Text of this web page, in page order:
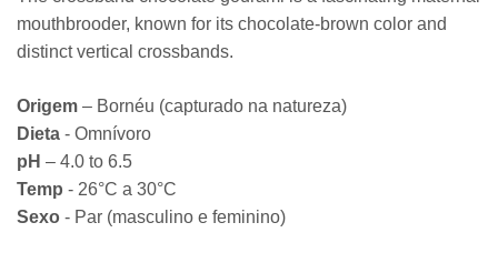
mouthbrooder, known for its chocolate-brown color and
distinct vertical crossbands.
Origem – Bornéu (capturado na natureza)
Dieta - Omnívoro
pH – 4.0 to 6.5
Temp - 26°C a 30°C
Sexo - Par (masculino e feminino)